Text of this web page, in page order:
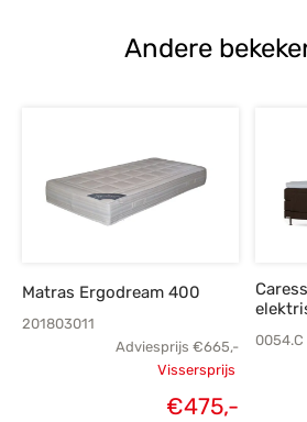
Andere
Matras Ergodream 400
201803011
Adviesprijs €665,-
Oorspronkelijke
Vissersprijs
€475,-
0054.C